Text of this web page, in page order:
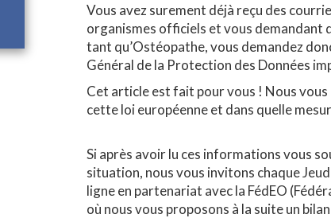
Vous avez surement déjà reçu des
organismes officiels et vous demandant
tant qu’Ostéopathe, vous demandez
Général de la Protection des Données
Cet article est fait pour vous ! Nous
cette loi européenne et dans quelle
Si après avoir lu ces informations vous
situation, nous vous invitons chaque
ligne en partenariat avec la FédEO
où nous vous proposons à la suite un